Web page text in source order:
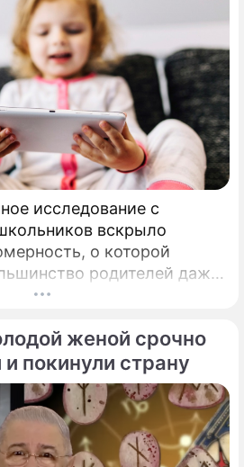
исследование с
вскрыло
о которой
родителей даже
Привычка дарить ребенку
в младшем
обворачивается
в учебе.
женой срочно
покинули страну